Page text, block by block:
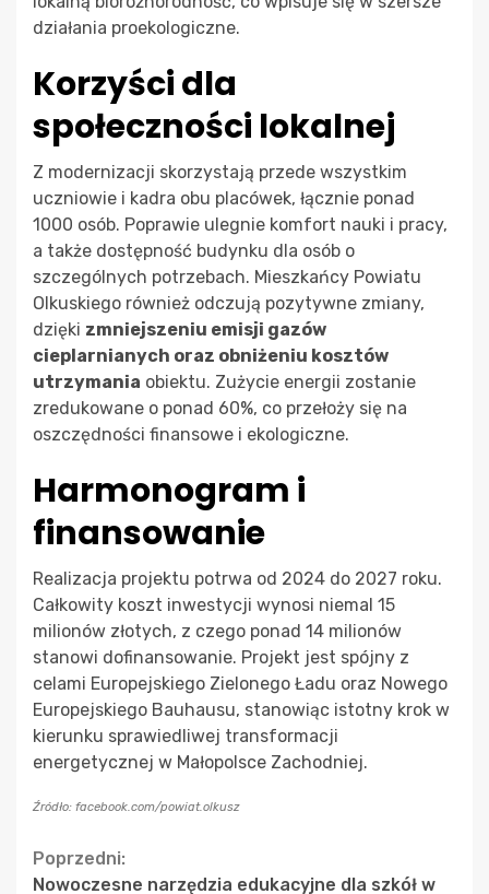
działania proekologiczne.
Korzyści dla
społeczności lokalnej
Z modernizacji skorzystają przede wszystkim
uczniowie i kadra obu placówek, łącznie ponad
1000 osób. Poprawie ulegnie komfort nauki i pracy,
a także dostępność budynku dla osób o
szczególnych potrzebach. Mieszkańcy Powiatu
Olkuskiego również odczują pozytywne zmiany,
dzięki zmniejszeniu emisji gazów
cieplarnianych oraz obniżeniu kosztów
utrzymania obiektu. Zużycie energii zostanie
zredukowane o ponad 60%, co przełoży się na
oszczędności finansowe i ekologiczne.
Harmonogram i
finansowanie
Realizacja projektu potrwa od 2024 do 2027 roku.
Całkowity koszt inwestycji wynosi niemal 15
milionów złotych, z czego ponad 14 milionów
stanowi dofinansowanie. Projekt jest spójny z
celami Europejskiego Zielonego Ładu oraz Nowego
Europejskiego Bauhausu, stanowiąc istotny krok w
kierunku sprawiedliwej transformacji
energetycznej w Małopolsce Zachodniej.
Źródło: facebook.com/powiat.olkusz
Continue
Poprzedni:
Nowoczesne narzędzia edukacyjne dla szkół w